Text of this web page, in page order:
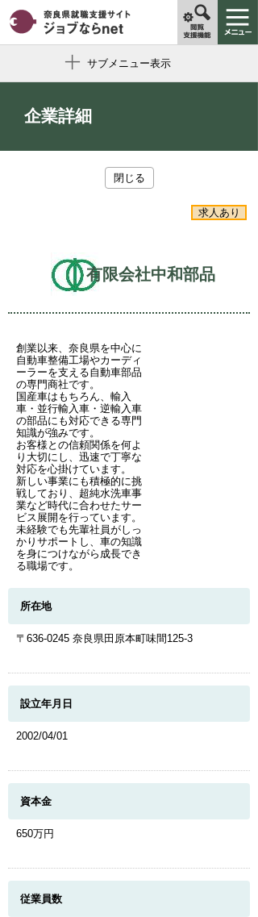
サブメニュー表示
企業詳細
閉じる
求人あり
有限会社中和部品
創業以来、奈良県を中心に
自動車整備工場やカーディ
ーラーを支える自動車部品
の専門商社です。
国産車はもちろん、輸入
車・並行輸入車・逆輸入車
の部品にも対応できる専門
知識が強みです。
お客様との信頼関係を何よ
り大切にし、迅速で丁寧な
対応を心掛けています。
新しい事業にも積極的に挑
戦しており、超純水洗車事
業など時代に合わせたサー
ビス展開を行っています。
未経験でも先輩社員がしっ
かりサポートし、車の知識
を身につけながら成長でき
る職場です。
所在地
〒636-0245 奈良県田原本町味間125-3
設立年月日
2002/04/01
資本金
650万円
従業員数